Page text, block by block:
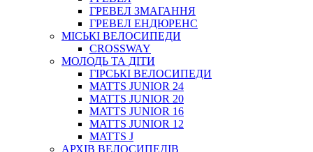
ГРЕВЕЛ ЗМАГАННЯ
ГРЕВЕЛ ЕНДЮРЕНС
МІСЬКІ ВЕЛОСИПЕДИ
CROSSWAY
МОЛОДЬ ТА ДІТИ
ГIРСЬКI ВЕЛОСИПЕДИ
MATTS JUNIOR 24
MATTS JUNIOR 20
MATTS JUNIOR 16
MATTS JUNIOR 12
MATTS J
АРХIВ ВЕЛОСИПЕДIВ